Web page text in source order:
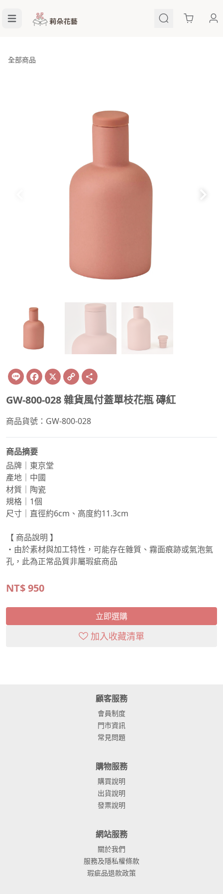
Cart
全部商品
Line Facebook
X Copy
Link
GW-800-028 雜貨風付蓋單枝花瓶 磚紅
商品貨號：GW-800-028
商品摘要
品牌｜東京堂
產地｜中國
材質｜陶瓷
規格｜1個
尺寸｜直徑約6cm、高度約11.3cm
【 商品說明 】
・由於素材與加工特性，可能存在雜質、霧面痕跡或氣泡氣
孔，此為正常品質非屬瑕疵商品
NT$950
立即選購
加入收藏清單
顧客服務
會員制度
門市資訊
常見問題
購物服務
購買說明
出貨說明
發票說明
網站服務
關於我們
服務及隱私權條款
瑕疵品退款政策